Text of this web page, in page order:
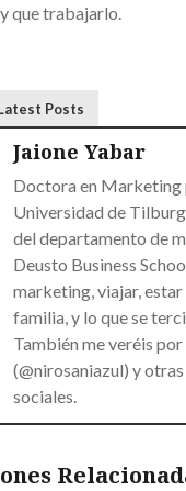
que trabajarlo.
Posts
Jaione Yabar
Doctora en Marketing
Universidad de
del departamento de
Deusto Business
marketing, viajar, estar
familia, y lo que se
También me veréis
(@nirosaniazul) y
sociales.